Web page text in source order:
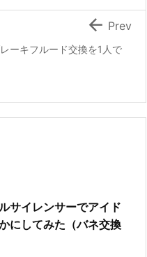
レーキフルード交換を1人で
 Prev
サイレンサーでアイド
にしてみた（バネ交換